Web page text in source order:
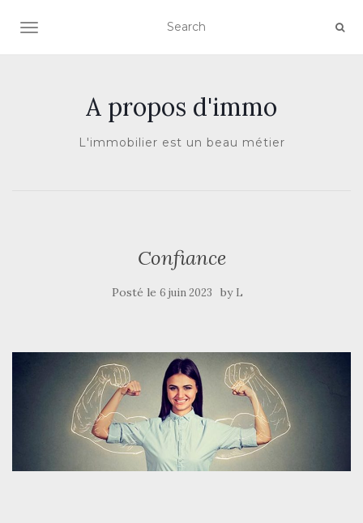
AFFICHER/MASQUER LA NAVIGATION
A propos d'immo
L'immobilier est un beau métier
Confiance
Posté le 6 juin 2023 by L